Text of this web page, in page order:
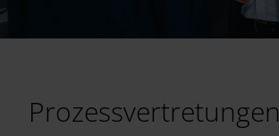
Prozessvertretungen